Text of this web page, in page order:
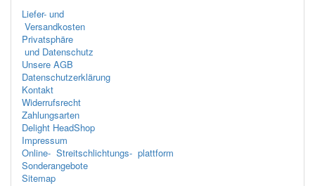
Liefer- und
Versandkosten
Privatsphäre
und Datenschutz
Unsere AGB
Datenschutzerklärung
Kontakt
Widerrufsrecht
Zahlungsarten
Delight HeadShop
Impressum
Online- Streitschlichtungs- plattform
Sonderangebote
Sitemap